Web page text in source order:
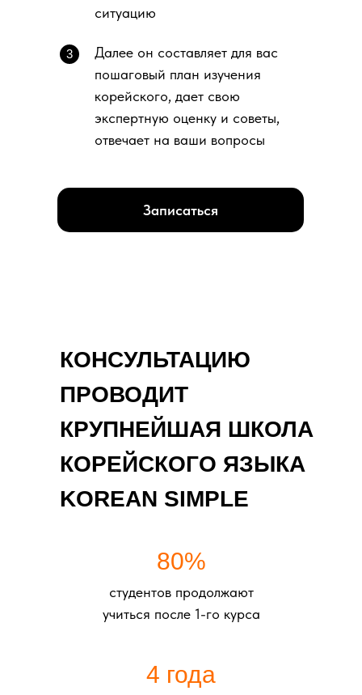
ситуацию
Далее он составляет для вас
пошаговый план изучения
корейского, дает свою
экспертную оценку и советы,
отвечает на ваши вопросы
3
Записаться
КОНСУЛЬТАЦИЮ
ПРОВОДИТ
КРУПНЕЙШАЯ ШКОЛА
КОРЕЙСКОГО ЯЗЫКА
KOREAN SIMPLE
4 года
80%
студентов продолжают
учиться после 1-го курса